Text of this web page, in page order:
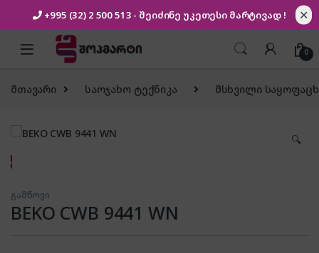
+995 (32) 2 500 513 - შეიძინე უკეთესი მარტივად ! ✕
Skip to navigation
Skip to content
0
მთავარი საოჯახო ტექნიკა მსხვილი
🔍
გამწოვი
BEKO CWB 9441 WN